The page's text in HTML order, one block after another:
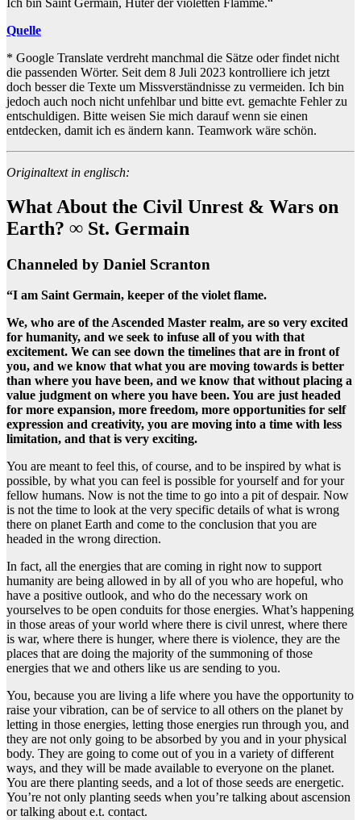
Quelle
* Google Translate verdreht manchmal die Sätze oder findet nicht
die passenden Wörter. Seit dem 8 Juli 2023 kontrolliere ich jetzt
doch besser die Texte um Missverständnisse zu vermeiden. Ich bin
jedoch auch noch nicht unfehlbar und bitte evt. gemachte Fehler zu
entschuldigen. Bitte weisen Sie mich darauf wenn sie einen
entdecken, damit ich es ändern kann. Teamwork wäre schön.
Originaltext in englisch:
What About the Civil Unrest & Wars on
Earth? ∞ St. Germain
Channeled by Daniel Scranton
“I am Saint Germain, keeper of the violet flame.
We, who are of the Ascended Master realm, are so very excited
for humanity, and we seek to infuse all of you with that
excitement. We can see down the timelines that are in front of
you, and we know that what you are moving towards is better
than where you have been, and we know that without placing a
value judgment on where you have been. You are just headed
for more expansion, more freedom, more opportunities for self
expression and creativity, you are moving into a time with less
limitation, and that is very exciting.
You are meant to feel this, of course, and to be inspired by what is
possible, by what you can feel is possible for yourself and for your
fellow humans. Now is not the time to go into a pit of despair. Now
is not the time to look at the very specific details of what is wrong
there on planet Earth and come to the conclusion that you are
headed in the wrong direction.
In fact, all the energies that are coming in right now to support
humanity are being allowed in by all of you who are hopeful, who
have a positive outlook, and who do the necessary work on
yourselves to be open conduits for those energies. What’s happening
in those areas of your world where there is civil unrest, where there
is war, where there is hunger, where there is violence, they are the
places that are doing the majority of the summoning of those
energies that we and others like us are sending to you.
You, because you are living a life where you have the opportunity to
raise your vibration, can be of service to all others on the planet by
letting in those energies, letting those energies run through you, and
they are not only going to be absorbed by you and in your physical
body. They are going to come out of you in a variety of different
ways, and they will be made available to everyone on the planet.
You are there planting seeds, and a lot of those seeds are energetic.
You’re not only planting seeds when you’re talking about ascension
or talking about e.t. contact.